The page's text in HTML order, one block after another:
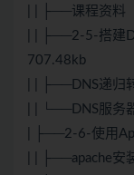
| | ├──课程资料
| | ├──2-5-搭建
707.48kb
| | ├──DNS递归
| | └──DNS服务
| ├──2-6-使用
| | ├──apache安